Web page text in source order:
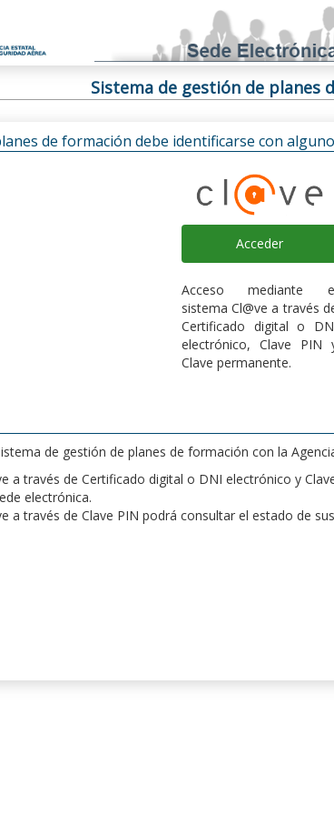
Sistema de gestión de planes
de formación debe identificarse con
Acceder
Acceso mediante
sistema Cl@ve a través
Certificado digital o
electrónico, Clave PIN
Clave permanente.
de gestión de planes de formación con la
a través de Certificado digital o DNI electrónico y
electrónica.
a través de Clave PIN podrá consultar el estado de